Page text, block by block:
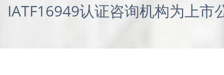
IATF16949认证咨询机构为上市